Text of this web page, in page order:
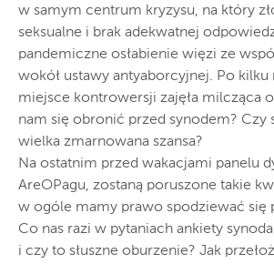
w samym centrum kryzysu, na który
seksualne i brak adekwatnej
pandemiczne osłabienie więzi ze
wokół ustawy antyaborcyjnej. Po kilku
miejsce kontrowersji zajęła milcząca
nam się obronić przed synodem? Czy
wielka zmarnowana szansa?
Na ostatnim przed wakacjami panelu
AreOPagu, zostaną poruszone takie
w ogóle mamy prawo spodziewać się
Co nas razi w pytaniach ankiety
i czy to słuszne oburzenie? Jak